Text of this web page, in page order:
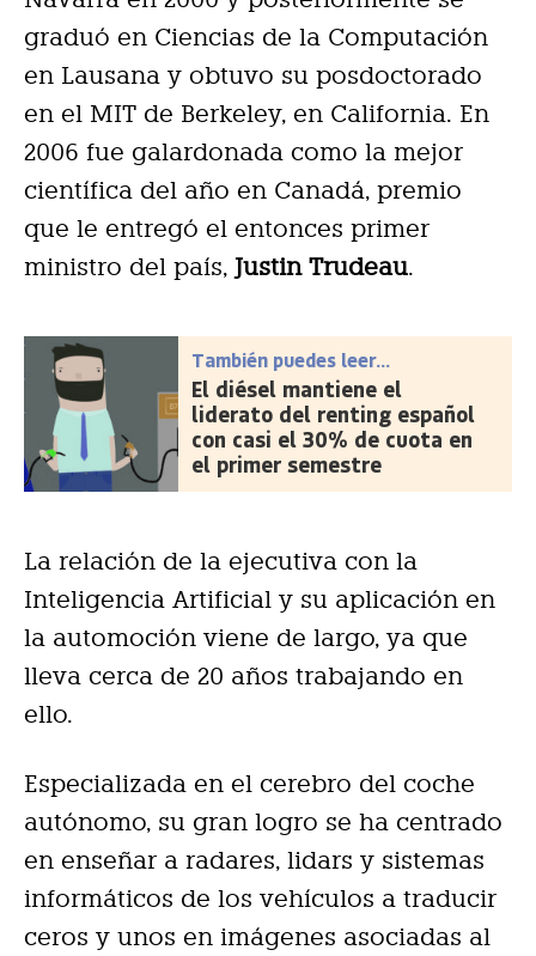
graduó en Ciencias de la Computación
en Lausana y obtuvo su posdoctorado
en el MIT de Berkeley, en California. En
2006 fue galardonada como la mejor
científica del año en Canadá, premio
que le entregó el entonces primer
ministro del país, Justin Trudeau.
También puedes leer...
El diésel mantiene el
liderato del renting español
con casi el 30% de cuota en
el primer semestre
La relación de la ejecutiva con la
Inteligencia Artificial y su aplicación en
la automoción viene de largo, ya que
lleva cerca de 20 años trabajando en
ello.
Especializada en el cerebro del coche
autónomo, su gran logro se ha centrado
en enseñar a radares, lidars y sistemas
informáticos de los vehículos a traducir
ceros y unos en imágenes asociadas al